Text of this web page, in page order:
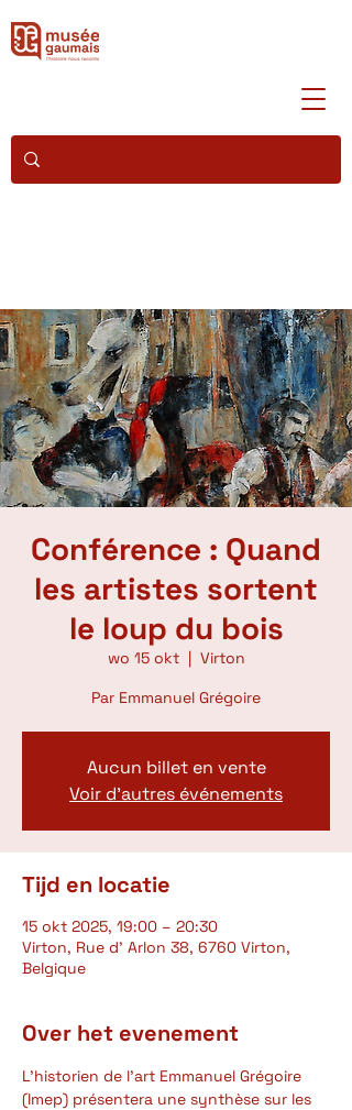
Conférence : Quand
les artistes sortent
le loup du bois
wo 15 okt
  |
Virton
Par Emmanuel Grégoire
Aucun billet en vente
Voir d'autres événements
Tijd en locatie
15 okt 2025, 19:00 – 20:30
Virton, Rue d' Arlon 38, 6760 Virton,
Belgique
Over het evenement
L'historien de l'art Emmanuel Grégoire
(Imep) présentera une synthèse sur les